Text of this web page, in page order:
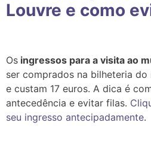
Louvre e como
Os ingressos para a visita ao
ser comprados na bilheteria do
e custam 17 euros. A dica é
antecedência e evitar filas.
seu ingresso antecipadamente.